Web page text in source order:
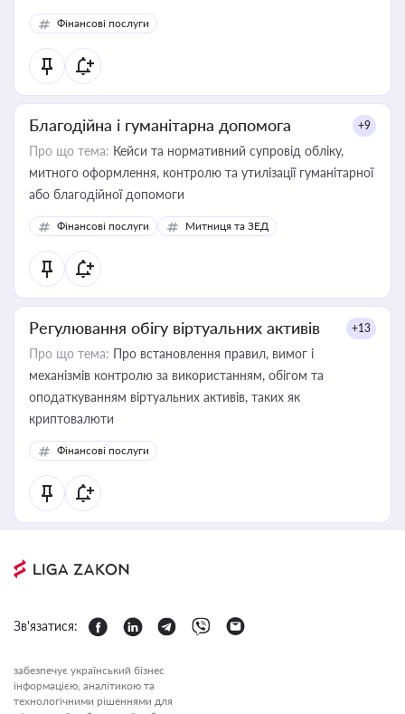
Фінансові послуги
Благодійна і гуманітарна допомога +9
Про що тема: Кейси та нормативний супровід обліку,
митного оформлення, контролю та утилізації гуманітарної
або благодійної допомоги
Фінансові послуги Митниця та ЗЕД
Регулювання обігу віртуальних активів +13
Про що тема: Про встановлення правил, вимог і
механізмів контролю за використанням, обігом та
оподаткуванням віртуальних активів, таких як
криптовалюти
Фінансові послуги
Зв'язатися:
забезпечує український бізнес
інформацією, аналітикою та
технологічними рішеннями для